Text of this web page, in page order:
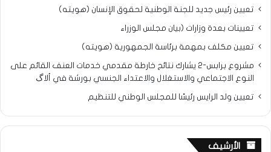
تعيين رئيس جديد للجنة الوطنية لحقوق الإنسان (هويته)
تعيينات بعدة وزارات (بيان مجلس الوزراء
تعيين مكلف بمهمة برئاسة الجمهورية (هويته)
مشروع برابس-2 يشارك نتائح خارطة مقدمي خدمات العنف القائم على
النوع الاجتماعي والاستغلال والاعتداء الجنسي بورشة في ألاگ
تعيين ولد الرايس رئيسًا للمجلس الوطني للتنظيم
الأرشيف